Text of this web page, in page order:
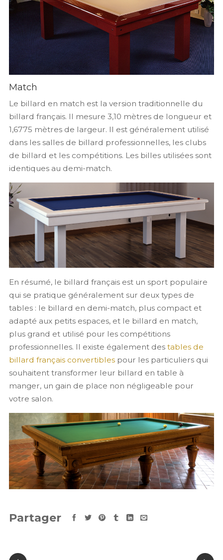
Match
Le billard en match est la version traditionnelle du
billard français. Il mesure 3,10 mètres de longueur et
1,6775 mètres de largeur. Il est généralement utilisé
dans les salles de billard professionnelles, les clubs
de billard et les compétitions. Les billes utilisées sont
identiques au demi-match.
En résumé, le billard français est un sport populaire
qui se pratique généralement sur deux types de
tables : le billard en demi-match, plus compact et
adapté aux petits espaces, et le billard en match,
plus grand et utilisé pour les compétitions
professionnelles. Il existe également des tables de
billard français convertiblespour les particuliers qui
souhaitent transformer leur billard en table à
manger, un gain de place non négligeable pour
votre salon.
Partager